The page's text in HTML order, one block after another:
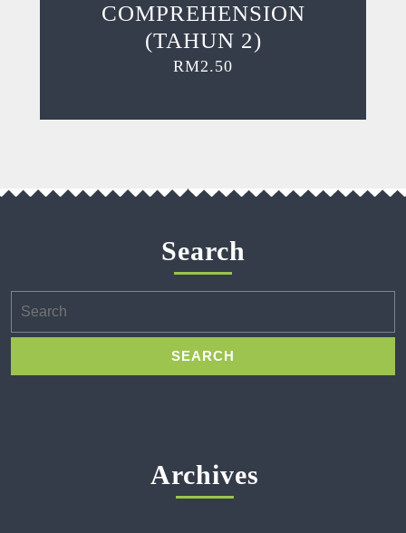
COMPREHENSION
(TAHUN 2)
RM2.50
Search
for:
Archives